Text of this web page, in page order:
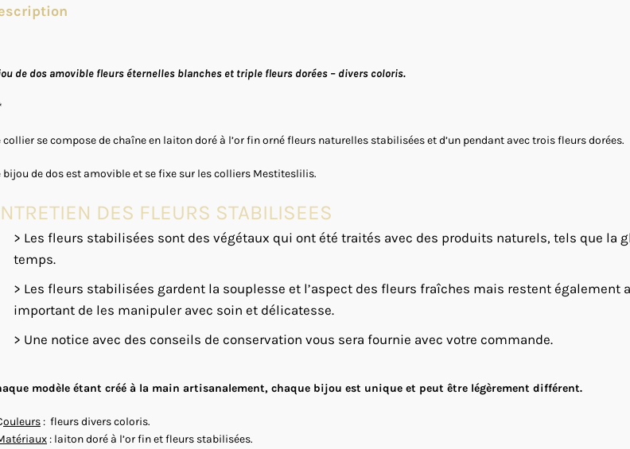
de dos amovible fleurs éternelles blanches et triple fleurs dorées – divers coloris.
collier se compose de chaîne en laiton doré à l’or fin orné fleurs naturelles stabilisées et d’un pendant avec trois fleurs dorées.
bijou de dos est amovible et se fixe sur les colliers Mestiteslilis.
DES FLEURS STABILISEES
> Les fleurs stabilisées sont des végétaux qui ont été traités avec des produits naturels, tels que la
temps.
> Les fleurs stabilisées gardent la souplesse et l’aspect des fleurs fraîches mais restent
important de les manipuler avec soin et délicatesse.
> Une notice avec des conseils de conservation vous sera fournie avec votre commande.
modèle étant créé à la main artisanalement, chaque bijou est unique et peut être légèrement différent.
ouleurs: fleurs divers coloris.
: laiton doré à l’or fin et fleurs stabilisées.